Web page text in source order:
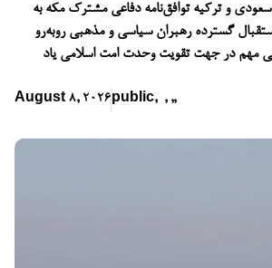
و ترکیه توافق‌نامه دفاعی مشترک مکه به
گسترده رهبران سیاسی و مذهبی روبه‌رو
مهم در جهت تقویت وحدت امت اسلامی یاد
August 8, 2026 public, ,,,